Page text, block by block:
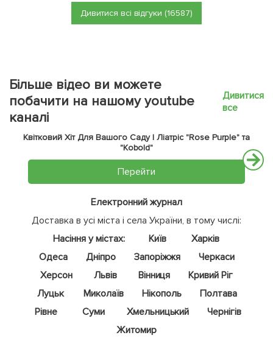
Дивитися всі відгуки (16587)
Більше відео ви можете
побачити на нашому youtube
каналі
Дивитися
все
Квітковий Хіт Для Вашого Саду | Ліатріс "Rose Purple" та
"Kobold"
Перейти
Електронний журнал
Доставка в усі міста і села України, в тому числі:
Насіння у містах:
Київ
Харків
Одеса
Дніпро Запоріжжя
Черкаси
Херсон
Львів Вінниця
Кривий Ріг
Луцьк
Миколаїв Нікополь
Полтава
Рівне
Суми Хмельницький
Чернігів
Житомир